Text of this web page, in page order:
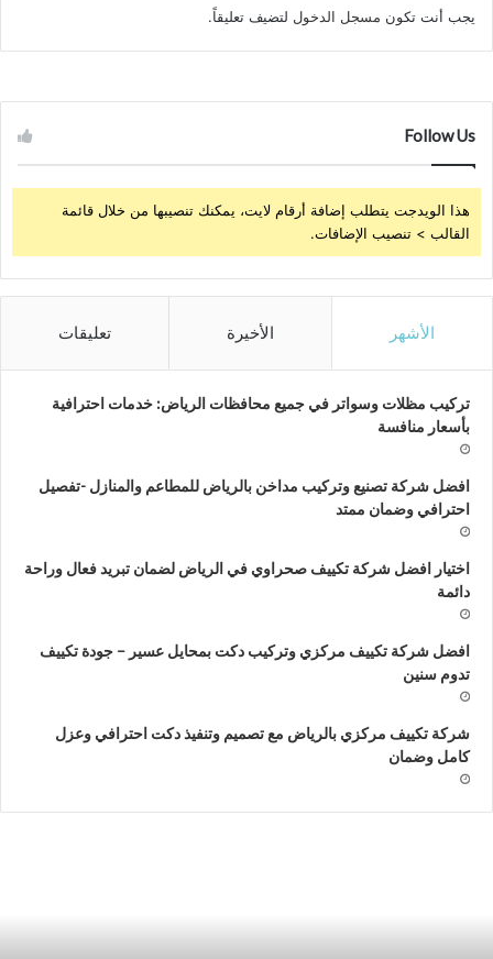
يجب أنت تكون مسجل الدخول لتضيف تعليقاً.
Follow Us
هذا الويدجت يتطلب إضافة أرقام لايت، يمكنك تنصيبها من خلال قائمة
القالب > تنصيب الإضافات.
الأشهر الأخيرة تعليقات
تركيب مظلات وسواتر في جميع محافظات الرياض: خدمات احترافية
بأسعار منافسة
افضل شركة تصنيع وتركيب مداخن بالرياض للمطاعم والمنازل -تفصيل
احترافي وضمان ممتد
اختيار افضل شركة تكييف صحراوي في الرياض لضمان تبريد فعال وراحة
دائمة
افضل شركة تكييف مركزي وتركيب دكت بمحايل عسير – جودة تكييف
تدوم سنين
شركة تكييف مركزي بالرياض مع تصميم وتنفيذ دكت احترافي وعزل
كامل وضمان